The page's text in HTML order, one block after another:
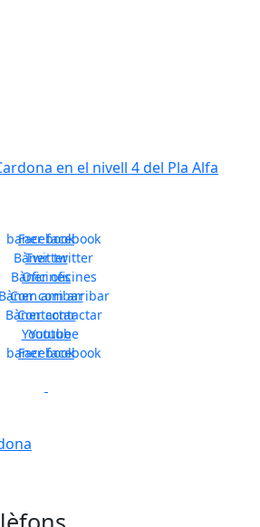
en el nivell 4 del Pla Alfa
Facebook
Twitter
Oficines
Com arribar
Contactar
Youtube
Facebook